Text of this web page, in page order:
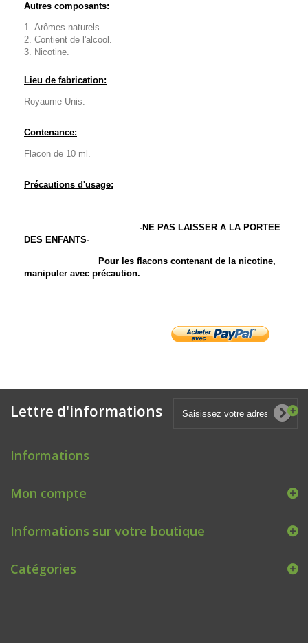
Autres composants:
Arômes naturels.
Contient de l'alcool.
Nicotine.
Lieu de fabrication:
Royaume-Unis.
Contenance:
Flacon de 10 ml.
Précautions d'usage:
-NE PAS LAISSER A LA PORTEE
DES ENFANTS-
Pour les flacons contenant de la nicotine,
manipuler avec précaution.
Lettre d'informations
Informations
Mon compte
Informations sur votre boutique
Catégories